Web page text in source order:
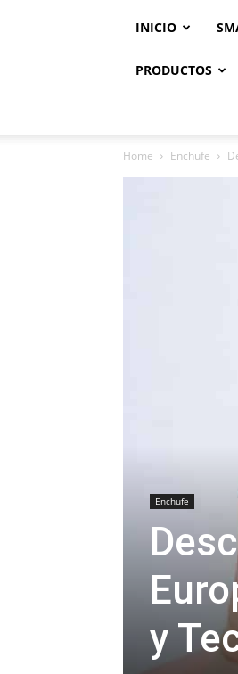
INICIO
PRODUCTOS
Home Enchufe
Enchufe
y